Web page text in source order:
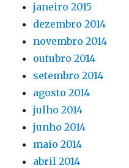
janeiro 2015
dezembro 2014
novembro 2014
outubro 2014
setembro 2014
agosto 2014
julho 2014
junho 2014
maio 2014
abril 2014